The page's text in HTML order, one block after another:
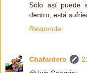
Sólo así puede
dentro, está
Responder
Chafardero